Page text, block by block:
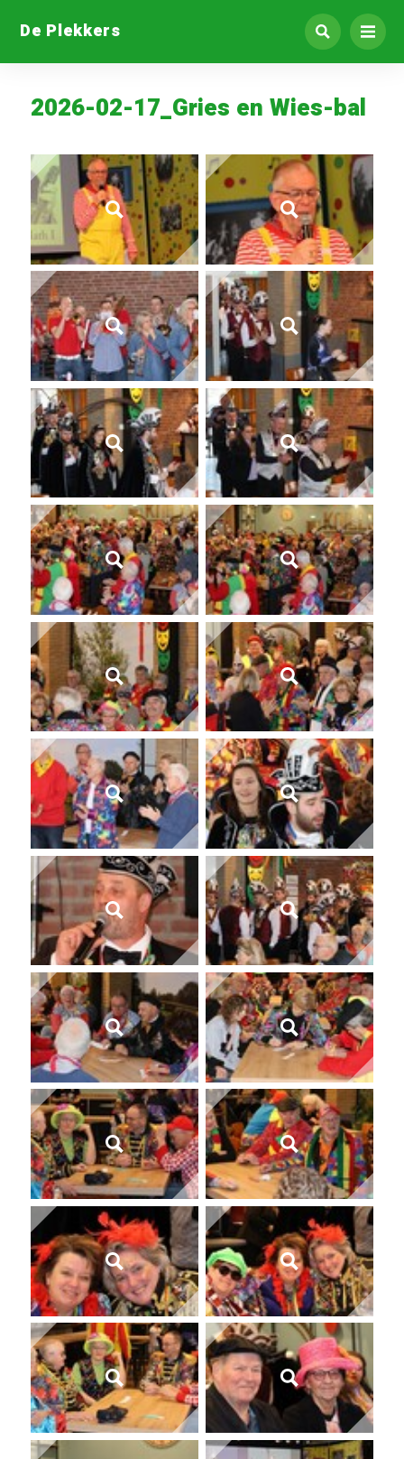
De Plekkers
2026-02-17_Gries en Wies-bal